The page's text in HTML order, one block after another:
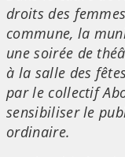
droits des
commune, la
une soirée de
à la salle des
par le collectif
sensibiliser le
ordinaire.